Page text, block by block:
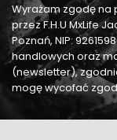
Wyrażam zgodę
przez F.H.U MxLife
Poznań, NIP:
handlowych oraz
(newsletter),
mogę wycofać